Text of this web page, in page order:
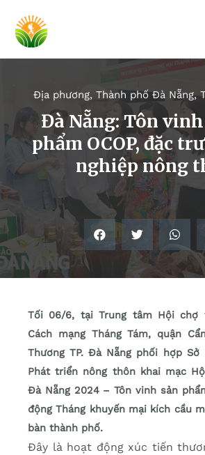
Địa phương, Thành phố Đà Nẵng,
Đà Nẵng: Tôn vinh
phẩm OCOP, đặc
nghiệp nông
Tối 06/6, tại Trung tâm Hội chợ
Cách mạng Tháng Tám, quận
Thương TP. Đà Nẵng phối hợp Sở
Phát triển nông thôn khai mạc
Đà Nẵng 2024 – Tôn vinh sản
động Tháng khuyến mại kích cầu
bàn thành phố.
Đây là hoạt động xúc tiến